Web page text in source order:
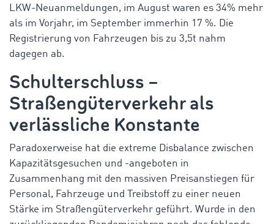
LKW-Neuanmeldungen, im August waren es 34% mehr
als im Vorjahr, im September immerhin 17 %. Die
Registrierung von Fahrzeugen bis zu 3,5t nahm
dagegen ab.
Schulterschluss –
Straßengüterverkehr als
verlässliche Konstante
Paradoxerweise hat die extreme Disbalance zwischen
Kapazitätsgesuchen und -angeboten in
Zusammenhang mit den massiven Preisanstiegen für
Personal, Fahrzeuge und Treibstoff zu einer neuen
Stärke im Straßengüterverkehr geführt. Wurde in den